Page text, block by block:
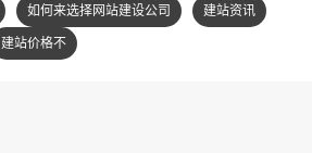
如何来选择网站建设公司
建站资讯
建站价格不